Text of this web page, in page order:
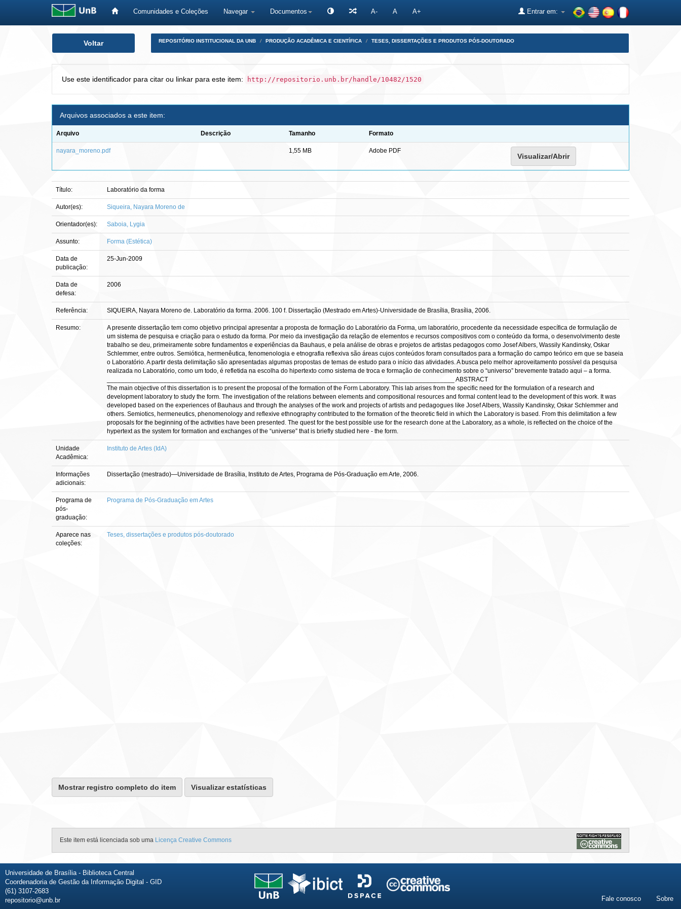
Comunidades e Coleções Navegar Documentos A- A A+ Entrar em:
Voltar REPOSITÓRIO INSTITUCIONAL DA UNB PRODUÇÃO ACADÊMICA E CIENTÍFICA TESES, DISSERTAÇÕES E PRODUTOS PÓS-DOUTORADO
Use este identificador para citar ou linkar para este item: http://repositorio.unb.br/handle/10482/1520
Arquivos associados a este item:
Arquivo Descrição Tamanho Formato
nayara_moreno.pdf 1,55 MB Adobe PDF
Visualizar/Abrir
Título: Laboratório da forma
Autor(es): Siqueira, Nayara Moreno de
Orientador(es): Saboia, Lygia
Assunto: Forma (Estética)
Data de
publicação:
25-Jun-2009
Data de
defesa:
2006
Referência: SIQUEIRA, Nayara Moreno de. Laboratório da forma. 2006. 100 f. Dissertação (Mestrado em Artes)-Universidade de Brasília, Brasília, 2006.
Resumo:
A presente dissertação tem como objetivo principal apresentar a proposta de formação do Laboratório da Forma, um laboratório, procedente da necessidade específica de formulação de
um sistema de pesquisa e criação para o estudo da forma. Por meio da investigação da relação de elementos e recursos compositivos com o conteúdo da forma, o desenvolvimento deste
trabalho se deu, primeiramente sobre fundamentos e experiências da Bauhaus, e pela análise de obras e projetos de artistas pedagogos como Josef Albers, Wassily Kandinsky, Oskar
Schlemmer, entre outros. Semiótica, hermenêutica, fenomenologia e etnografia reflexiva são áreas cujos conteúdos foram consultados para a formação do campo teórico em que se baseia
o Laboratório. A partir desta delimitação são apresentadas algumas propostas de temas de estudo para o início das atividades. A busca pelo melhor aproveitamento possível da pesquisa
realizada no Laboratório, como um todo, é refletida na escolha do hipertexto como sistema de troca e formação de conhecimento sobre o “universo” brevemente tratado aqui – a forma.
__________________________________________________________________________________________________ ABSTRACT
The main objective of this dissertation is to present the proposal of the formation of the Form Laboratory. This lab arises from the specific need for the formulation of a research and
development laboratory to study the form. The investigation of the relations between elements and compositional resources and formal content lead to the development of this work. It was
developed based on the experiences of Bauhaus and through the analyses of the work and projects of artists and pedagogues like Josef Albers, Wassily Kandinsky, Oskar Schlemmer and
others. Semiotics, hermeneutics, phenomenology and reflexive ethnography contributed to the formation of the theoretic field in which the Laboratory is based. From this delimitation a few
proposals for the beginning of the activities have been presented. The quest for the best possible use for the research done at the Laboratory, as a whole, is reflected on the choice of the
hypertext as the system for formation and exchanges of the “universe” that is briefly studied here - the form.
Unidade
Acadêmica:
Instituto de Artes (IdA)
Informações
adicionais:
Dissertação (mestrado)—Universidade de Brasília, Instituto de Artes, Programa de Pós-Graduação em Arte, 2006.
Programa de
pós-
graduação:
Programa de Pós-Graduação em Artes
Aparece nas
coleções:
Teses, dissertações e produtos pós-doutorado
Mostrar registro completo do item Visualizar estatísticas
Este item está licenciada sob uma Licença Creative Commons
Universidade de Brasília - Biblioteca Central
Coordenadoria de Gestão da Informação Digital - GID
(61) 3107-2683
repositorio@unb.br
Fale conosco Sobre